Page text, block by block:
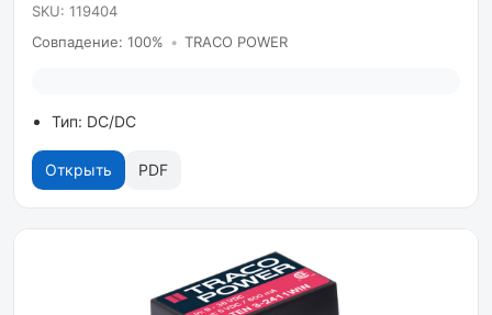
SKU: 119404
Совпадение: 100% • TRACO POWER
Тип: DC/DC
Открыть PDF